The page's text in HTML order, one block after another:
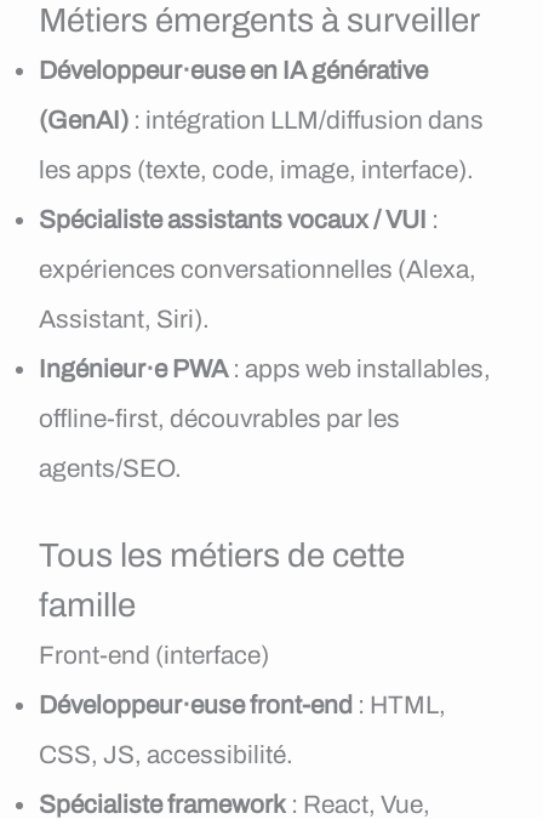
Métiers émergents à surveiller
Développeur·euse en IA générative
(GenAI) : intégration LLM/diffusion dans
les apps (texte, code, image, interface).
Spécialiste assistants vocaux / VUI :
expériences conversationnelles (Alexa,
Assistant, Siri).
Ingénieur·e PWA: apps web installables,
offline-first, découvrables par les
agents/SEO.
Tous les métiers de cette
famille
Front-end (interface)
Développeur·euse front-end : HTML,
CSS, JS, accessibilité.
Spécialiste framework : React, Vue,